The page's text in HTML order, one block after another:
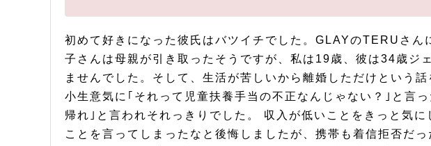
初めて好きになった彼氏はバツイチでした。GLAYのTERUさん
子さんは母親が引き取ったそうですが、私は19歳、彼は34歳ジ
ませんでした。そして、生活が苦しいから離婚しただけという
小生意気に｢それって児童扶養手当の不正なんじゃない？｣と言
帰れ｣と言われそれっきりでした。 収入が低いことをきっと気
ことを言ってしまったなと後悔しましたが、携帯も着信拒否だ